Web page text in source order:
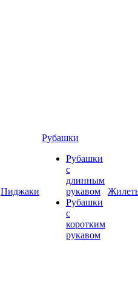
Пиджаки
Рубашки
Рубашки
с
длинным
рукавом
Рубашки
с
коротким
рукавом